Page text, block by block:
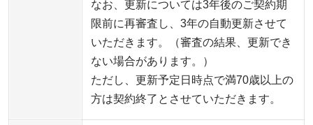
なお、更新については3年後のご契約期
限前に再審査し、3年の自動更新させて
いただきます。（審査の結果、更新でき
ない場合があります。）
ただし、更新予定日時点で満70歳以上の
方は契約終了とさせていただきます。